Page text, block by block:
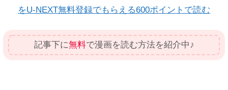
をU-NEXT無料登録でもらえる600ポイントで読む
記事下に無料で漫画を読む方法を紹介中♪